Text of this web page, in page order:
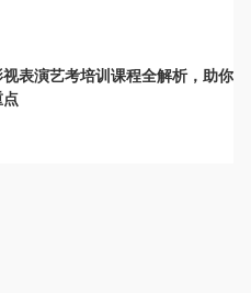
表演艺考培训课程全解析，助你
点